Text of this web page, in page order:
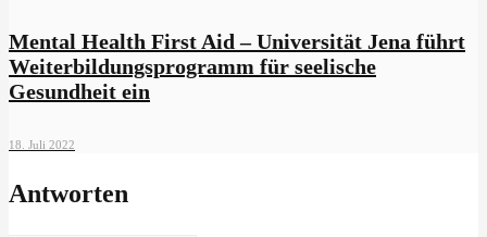
Mental Health First Aid – Universität Jena führt
Weiterbildungsprogramm für seelische
Gesundheit ein
18. Juli 2022
Antworten